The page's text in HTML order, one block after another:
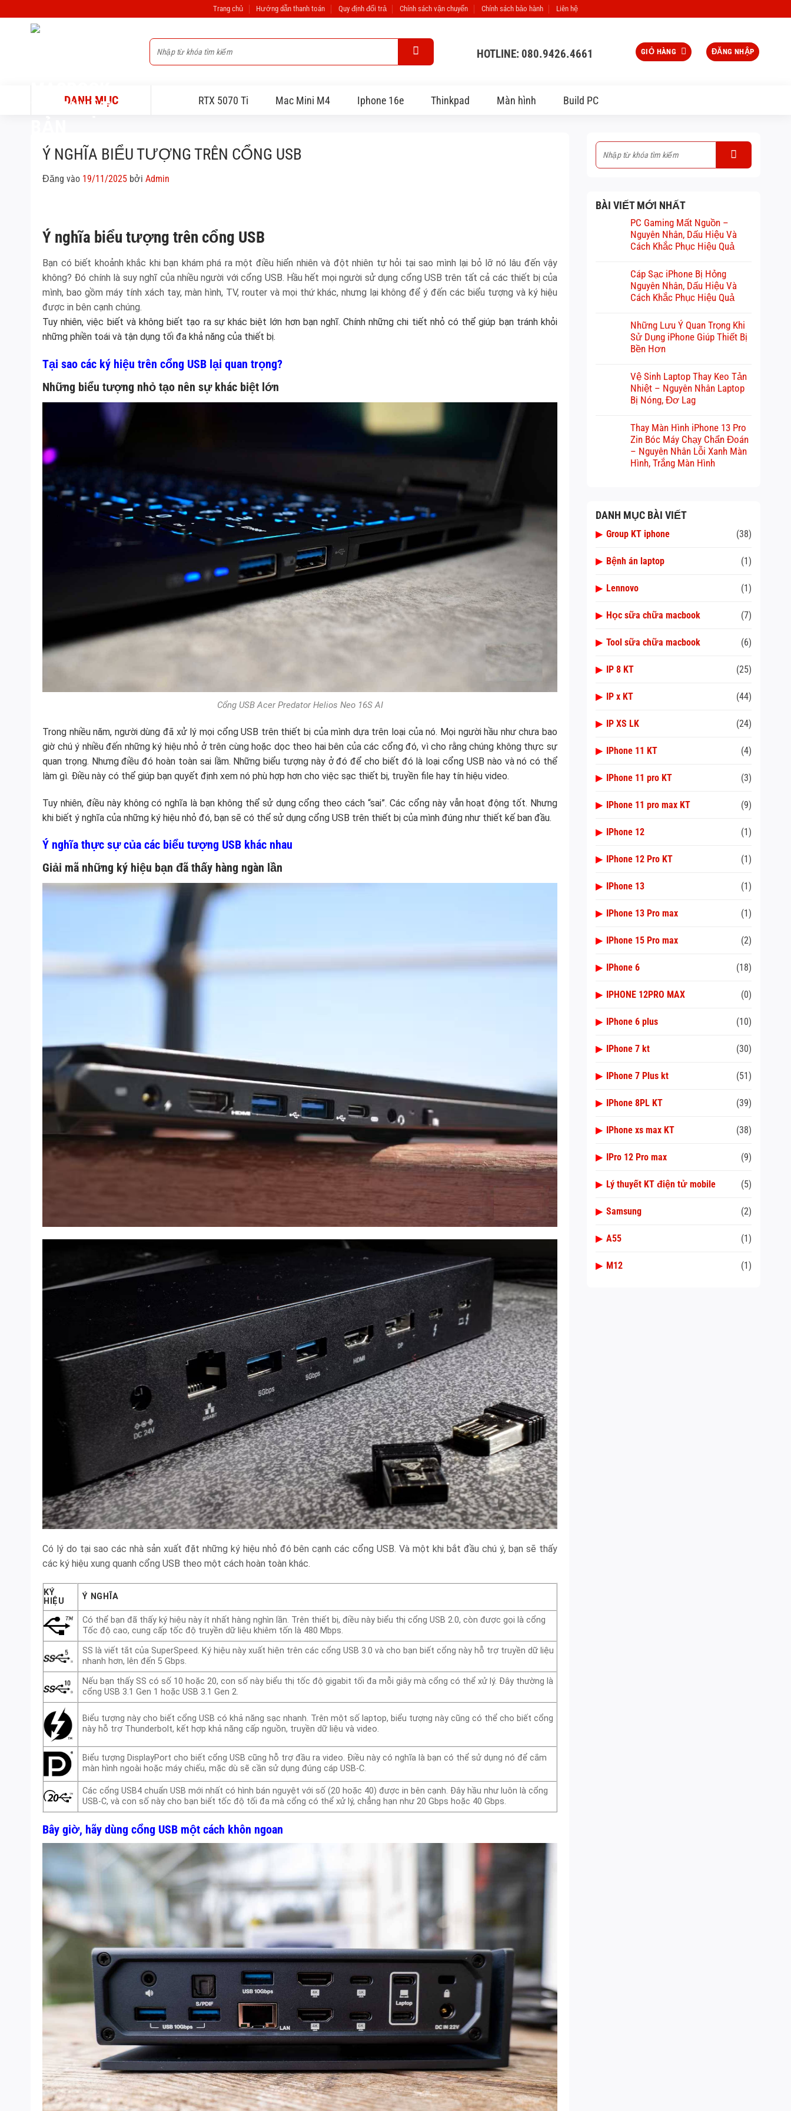
qua
Trang chủ Hướng dẫn thanh toán Quy định đổi trả Chính sách vận chuyển Chính sách bảo hành Liên hệ
Tìm
kiếm:
HOTLINE: 080.9426.4661 GIỎ HÀNG ĐĂNG NHẬP
DANH MỤC RTX 5070 Ti Mac Mini M4 Iphone 16e Thinkpad Màn hình Build PC
Ý NGHĨA BIỂU TƯỢNG TRÊN CỔNG USB
Đăng vào 19/11/2025 bởi Admin
Ý nghĩa biểu tượng trên cổng USB
Bạn có biết khoảnh khắc khi bạn khám phá ra một điều hiển nhiên và đột nhiên tự hỏi tại sao mình lại bỏ lỡ nó lâu đến vậy
không? Đó chính là suy nghĩ của nhiều người với cổng USB. Hầu hết mọi người sử dụng cổng USB trên tất cả các thiết bị của
mình, bao gồm máy tính xách tay, màn hình, TV, router và mọi thứ khác, nhưng lại không để ý đến các biểu tượng và ký hiệu
được in bên cạnh chúng.
Tuy nhiên, việc biết và không biết tạo ra sự khác biệt lớn hơn bạn nghĩ. Chính những chi tiết nhỏ có thể giúp bạn tránh khỏi
những phiền toái và tận dụng tối đa khả năng của thiết bị.
Tại sao các ký hiệu trên cổng USB lại quan trọng?
Những biểu tượng nhỏ tạo nên sự khác biệt lớn
Cổng USB Acer Predator Helios Neo 16S AI
Trong nhiều năm, người dùng đã xử lý mọi cổng USB trên thiết bị của mình dựa trên loại của nó. Mọi người hầu như chưa bao
giờ chú ý nhiều đến những ký hiệu nhỏ ở trên cùng hoặc dọc theo hai bên của các cổng đó, vì cho rằng chúng không thực sự
quan trọng. Nhưng điều đó hoàn toàn sai lầm. Những biểu tượng này ở đó để cho biết đó là loại cổng USB nào và nó có thể
làm gì. Điều này có thể giúp bạn quyết định xem nó phù hợp hơn cho việc sạc thiết bị, truyền file hay tín hiệu video.
Tuy nhiên, điều này không có nghĩa là bạn không thể sử dụng cổng theo cách “sai”. Các cổng này vẫn hoạt động tốt. Nhưng
khi biết ý nghĩa của những ký hiệu nhỏ đó, bạn sẽ có thể sử dụng cổng USB trên thiết bị của mình đúng như thiết kế ban đầu.
Ý nghĩa thực sự của các biểu tượng USB khác nhau
Giải mã những ký hiệu bạn đã thấy hàng ngàn lần
Có lý do tại sao các nhà sản xuất đặt những ký hiệu nhỏ đó bên cạnh các cổng USB. Và một khi bắt đầu chú ý, bạn sẽ thấy
các ký hiệu xung quanh cổng USB theo một cách hoàn toàn khác.
KÝ
HIỆU
Ý NGHĨA
Có thể bạn đã thấy ký hiệu này ít nhất hàng nghìn lần. Trên thiết bị, điều này biểu thị cổng USB 2.0, còn được gọi là cổng
Tốc độ cao, cung cấp tốc độ truyền dữ liệu khiêm tốn là 480 Mbps.
SS là viết tắt của SuperSpeed. Ký hiệu này xuất hiện trên các cổng USB 3.0 và cho bạn biết cổng này hỗ trợ truyền dữ liệu
nhanh hơn, lên đến 5 Gbps.
Nếu bạn thấy SS có số 10 hoặc 20, con số này biểu thị tốc độ gigabit tối đa mỗi giây mà cổng có thể xử lý. Đây thường là
cổng USB 3.1 Gen 1 hoặc USB 3.1 Gen 2.
Biểu tượng này cho biết cổng USB có khả năng sạc nhanh. Trên một số laptop, biểu tượng này cũng có thể cho biết cổng
này hỗ trợ Thunderbolt, kết hợp khả năng cấp nguồn, truyền dữ liệu và video.
Biểu tượng DisplayPort cho biết cổng USB cũng hỗ trợ đầu ra video. Điều này có nghĩa là bạn có thể sử dụng nó để cắm
màn hình ngoài hoặc máy chiếu, mặc dù sẽ cần sử dụng đúng cáp USB-C.
Các cổng USB4 chuẩn USB mới nhất có hình bán nguyệt với số (20 hoặc 40) được in bên cạnh. Đây hầu như luôn là cổng
USB-C, và con số này cho bạn biết tốc độ tối đa mà cổng có thể xử lý, chẳng hạn như 20 Gbps hoặc 40 Gbps.
Bây giờ, hãy dùng cổng USB một cách khôn ngoan
BÀI VIẾT MỚI NHẤT
PC Gaming Mất Nguồn –
Nguyên Nhân, Dấu Hiệu Và
Cách Khắc Phục Hiệu Quả
Cáp Sạc iPhone Bị Hỏng
Nguyên Nhân, Dấu Hiệu Và
Cách Khắc Phục Hiệu Quả
Những Lưu Ý Quan Trọng Khi
Sử Dụng iPhone Giúp Thiết Bị
Bền Hơn
Vệ Sinh Laptop Thay Keo Tản
Nhiệt – Nguyên Nhân Laptop
Bị Nóng, Đơ Lag
Thay Màn Hình iPhone 13 Pro
Zin Bóc Máy Chạy Chẩn Đoán
– Nguyên Nhân Lỗi Xanh Màn
Hình, Trắng Màn Hình
DANH MỤC BÀI VIẾT
▶ Group KT iphone (38)
▶ Bệnh án laptop (1)
▶ Lennovo (1)
▶ Học sữa chữa macbook (7)
▶ Tool sữa chữa macbook (6)
▶ IP 8 KT (25)
▶ IP x KT (44)
▶ IP XS LK (24)
▶ IPhone 11 KT (4)
▶ IPhone 11 pro KT (3)
▶ IPhone 11 pro max KT (9)
▶ IPhone 12 (1)
▶ IPhone 12 Pro KT (1)
▶ IPhone 13 (1)
▶ IPhone 13 Pro max (1)
▶ IPhone 15 Pro max (2)
▶ IPhone 6 (18)
▶ IPHONE 12PRO MAX (0)
▶ IPhone 6 plus (10)
▶ IPhone 7 kt (30)
▶ IPhone 7 Plus kt (51)
▶ IPhone 8PL KT (39)
▶ IPhone xs max KT (38)
▶ IPro 12 Pro max (9)
▶ Lý thuyết KT điện tử mobile (5)
▶ Samsung (2)
▶ A55 (1)
▶ M12 (1)